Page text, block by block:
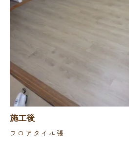
施工後
フロアタイル張